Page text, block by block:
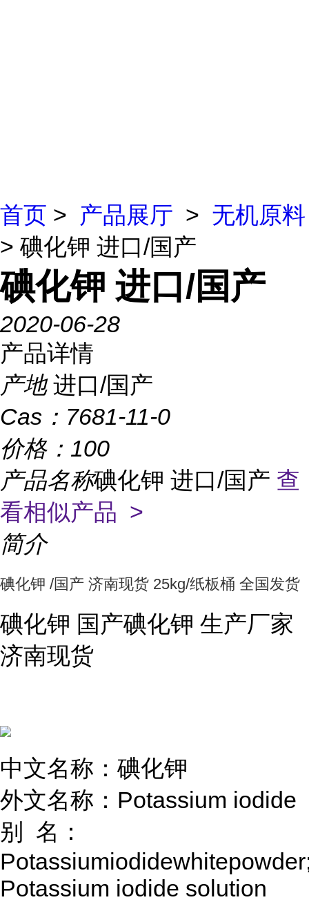
首页 > 产品展厅 > 无机原料
> 碘化钾 进口/国产
碘化钾 进口/国产
2020-06-28
产品详情
产地 进口/国产
Cas： 7681-11-0
价格： 100
产品名称碘化钾 进口/国产 查
看相似产品 >
简介
碘化钾 /国产 济南现货 25kg/纸板桶 全国发货
碘化钾 国产碘化钾 生产厂家
济南现货
中文名称：碘化钾
外文名称：Potassium iodide
别 名：
Potassium iodide solution